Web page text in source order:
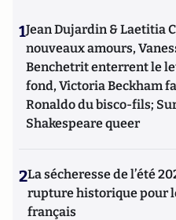
1Jean Dujardin & Laetitia
nouveaux amours,
Benchetrit enterrent le
fond, Victoria Beckham
Ronaldo du bisco-fils;
Shakespeare queer
2La sécheresse de l’été
rupture historique pour
français